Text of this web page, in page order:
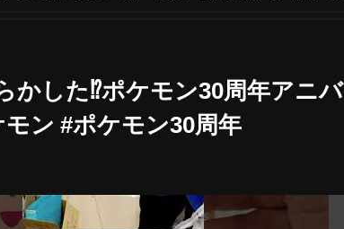
かした⁉︎ポケモン30周年アニ
ン #ポケモン30周年